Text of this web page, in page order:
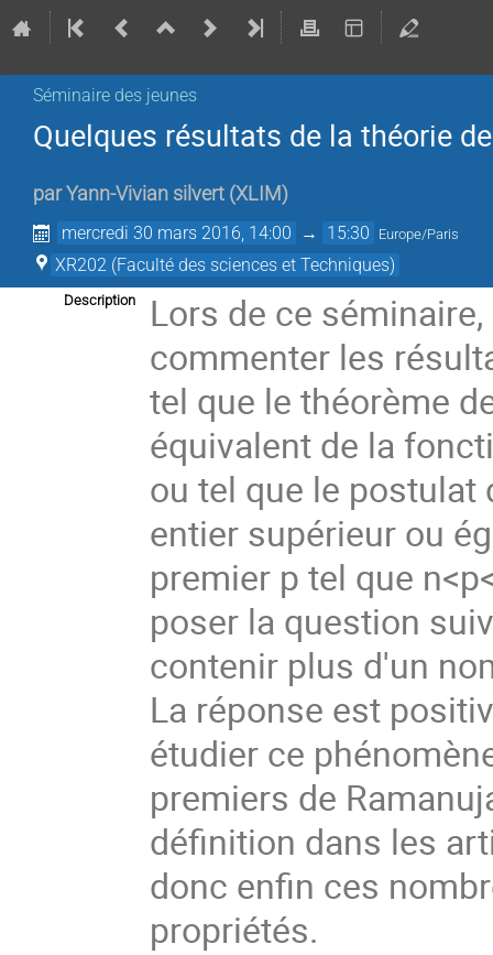
Séminaire des jeunes
Quelques résultats de la théorie
parYann-Vivian silvert (XLIM )
mercredi 30 mars 2016, 14:00 → 15:30 Europe/Paris
XR202 (Faculté des sciences et Techniques)
Description
Lors de ce
commenter les
tel que le théorème
équivalent de la
ou tel que le postulat
entier supérieur ou
premier p tel que
poser la question
contenir plus d'un
La réponse est
étudier ce
premiers de
définition dans les
donc enfin ces
propriétés.